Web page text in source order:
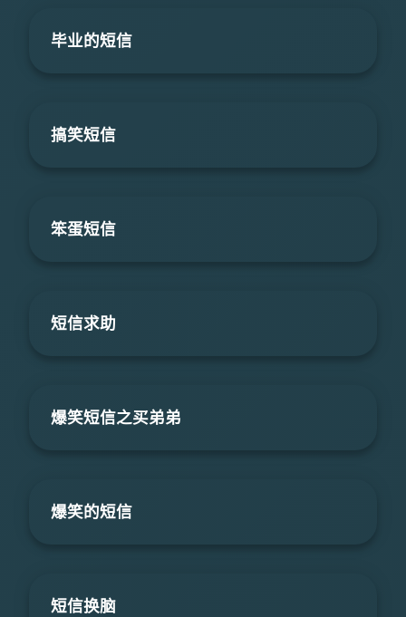
毕业的短信
搞笑短信
笨蛋短信
短信求助
爆笑短信之买弟弟
爆笑的短信
短信换脑